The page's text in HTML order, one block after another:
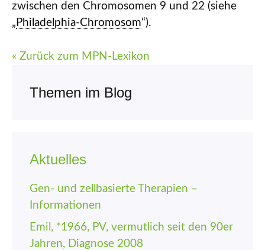
zwischen den Chromosomen 9 und 22 (siehe
„ Philadelphia-Chromosom“).
« Zurück zum MPN-Lexikon
Themen im Blog
Aktuelles
Gen- und zellbasierte Therapien –
Informationen
Emil, *1966, PV, vermutlich seit den 90er
Jahren, Diagnose 2008